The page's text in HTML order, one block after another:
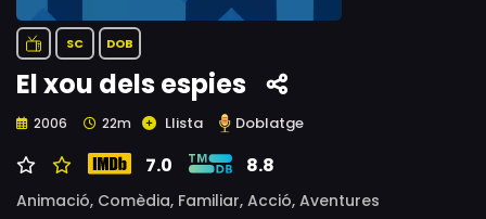
SC DOB
El xou dels espies
2006 22m Llista Doblatge
7.0 8.8
Animació, Comèdia, Familiar, Acció, Aventures